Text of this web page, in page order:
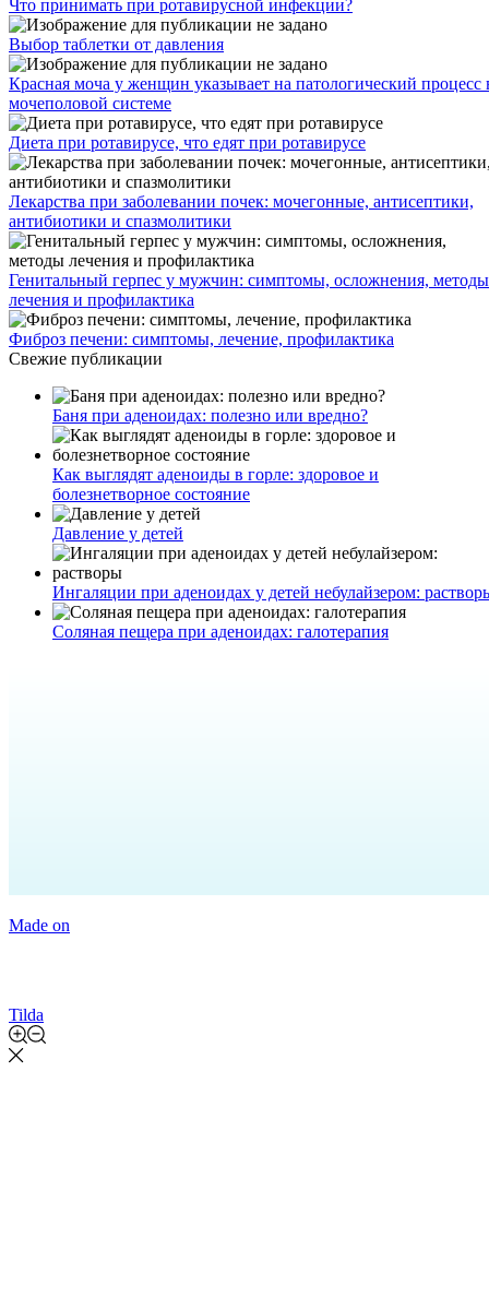
Что принимать при ротавирусной инфекции?
Выбор таблетки от давления
Красная моча у женщин указывает на патологический процесс
мочеполовой системе
Диета при ротавирусе, что едят при ротавирусе
Лекарства при заболевании почек: мочегонные, антисептики,
антибиотики и спазмолитики
Генитальный герпес у мужчин: симптомы, осложнения, методы
лечения и профилактика
Фиброз печени: симптомы, лечение, профилактика
Свежие публикации
Баня при аденоидах: полезно или вредно?
Как выглядят аденоиды в горле: здоровое и
болезнетворное состояние
Давление у детей
Ингаляции при аденоидах у детей небулайзером:
Соляная пещера при аденоидах: галотерапия
Made on
Tilda